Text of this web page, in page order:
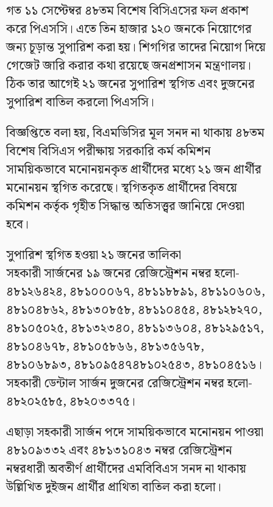
গত ১১ সেপ্টেম্বর ৪৮তম বিশেষ বিসিএসের ফল প্রকাশ
করে পিএসসি। এতে তিন হাজার ১২০ জনকে নিয়োগের
জন্য চূড়ান্ত সুপারিশ করা হয়। শিগগির তাদের নিয়োগ দিয়ে
গেজেট জারি করার কথা রয়েছে জনপ্রশাসন মন্ত্রণালয়।
ঠিক তার আগেই ২১ জনের সুপারিশ স্থগিত এবং দুজনের
সুপারিশ বাতিল করলো পিএসসি।
বিজ্ঞপ্তিতে বলা হয়, বিএমডিসির মূল সনদ না থাকায় ৪৮তম
বিশেষ বিসিএস পরীক্ষায় সরকারি কর্ম কমিশন
সাময়িকভাবে মনোনয়নকৃত প্রার্থীদের মধ্যে ২১ জন প্রার্থীর
মনোনয়ন স্থগিত করেছে। স্থগিতকৃত প্রার্থীদের বিষয়ে
কমিশন কর্তৃক গৃহীত সিদ্ধান্ত অতিসত্ত্বর জানিয়ে দেওয়া
হবে।
সুপারিশ স্থগিত হওয়া ২১ জনের তালিকা
সহকারী সার্জনের ১৯ জনের রেজিস্ট্রেশন নম্বর হলো-
৪৮১২৬৪২৪, ৪৮১০০০৬৭, ৪৮১১৮৮৯১, ৪৮১১০৬০৬,
৪৮১০৪৮৬২, ৪৮১৩০৮৫৮, ৪৮১১০৪৫৪, ৪৮১২৮২৭০,
৪৮১০৫০২৫, ৪৮১৩২৩৪০, ৪৮১১৩৬০৪, ৪৮১২৯৫১৭,
৪৮১০৪৬৭৮, ৪৮১০৫৮৬৬, ৪৮১৩৫৬৭৮,
৪৮১০৬৮৯৩, ৪৮১০৯৫৪৭৪৮১০২৫৪৩, ৪৮১০৪৫১৬।
সহকারী ডেন্টাল সার্জন দুজনের রেজিস্ট্রেশন নম্বর হলো-
৪৮২০২৫৮৫, ৪৮২০৩৩৭৫।
এছাড়া সহকারী সার্জন পদে সাময়িকভাবে মনোনয়ন পাওয়া
৪৮১০৯৩৩২ এবং ৪৮১৩১০৪৩ নম্বর রেজিস্ট্রেশন
নম্বরধারী অবতীর্ণ প্রার্থীদের এমবিবিএস সনদ না থাকায়
উল্লিখিত দুইজন প্রার্থীর প্রাথিতা বাতিল করা হলো।